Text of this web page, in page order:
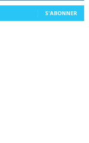
S'ABONNER